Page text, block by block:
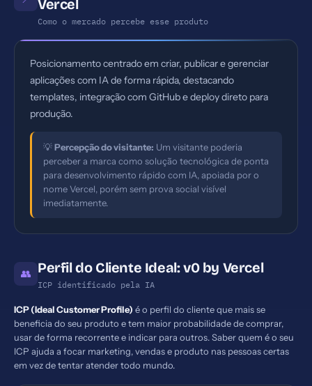
Vercel
Como o mercado percebe esse produto
Posicionamento centrado em criar, publicar e gerenciar
aplicações com IA de forma rápida, destacando
templates, integração com GitHub e deploy direto para
produção.
💡Percepção do visitante: Um visitante poderia
perceber a marca como solução tecnológica de ponta
para desenvolvimento rápido com IA, apoiada por o
nome Vercel, porém sem prova social visível
imediatamente.
👥 Perfil do Cliente Ideal: v0 by Vercel
ICP identificado pela IA
ICP (Ideal Customer Profile) é o perfil do cliente que mais se
beneficia do seu produto e tem maior probabilidade de comprar,
usar de forma recorrente e indicar para outros. Saber quem é o seu
ICP ajuda a focar marketing, vendas e produto nas pessoas certas
em vez de tentar atender todo mundo.